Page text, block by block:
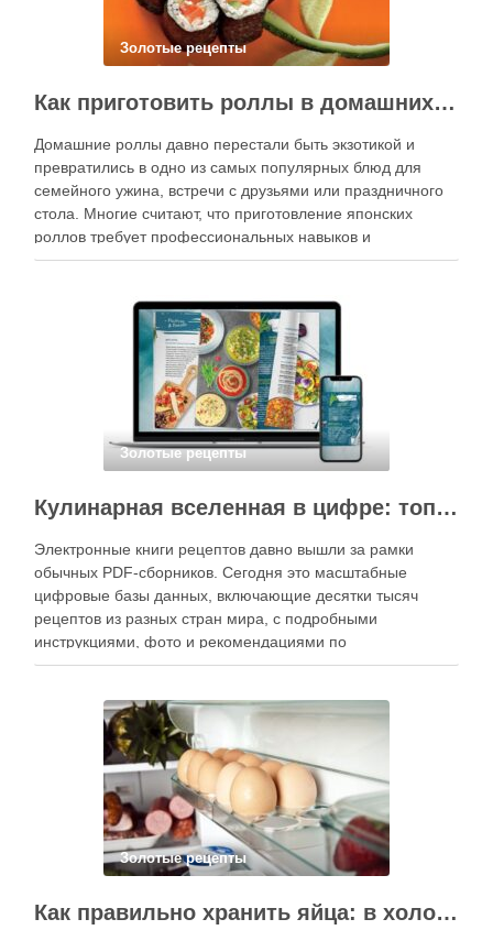
Золотые рецепты
Как приготовить роллы в домашних условиях?
Домашние роллы давно перестали быть экзотикой и
превратились в одно из самых популярных блюд для
семейного ужина, встречи с друзьями или праздничного
стола. Многие считают, что приготовление японских
роллов требует профессиональных навыков и
специального оборудования, однако на практике сделать
кухне. Главное — …
Золотые рецепты
Кулинарная вселенная в цифре: топ-3 самых больших электронных книг рецептов
Электронные книги рецептов давно вышли за рамки
обычных PDF-сборников. Сегодня это масштабные
цифровые базы данных, включающие десятки тысяч
рецептов из разных стран мира, с подробными
инструкциями, фото и рекомендациями по
приготовлению. В отличие от печатных изданий,
контент, расширять коллекции блюд и добавлять новые
функции. Ниже …
Золотые рецепты
Как правильно хранить яйца: в холодильнике или на полке?